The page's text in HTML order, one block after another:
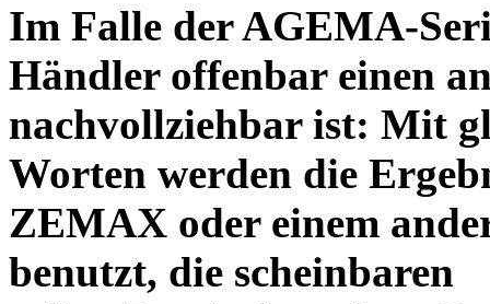
Im Falle der AGEMA-
Händler offenbar einen
nachvollziehbar ist: Mit
Worten werden die
ZEMAX oder einem
benutzt, die scheinbaren